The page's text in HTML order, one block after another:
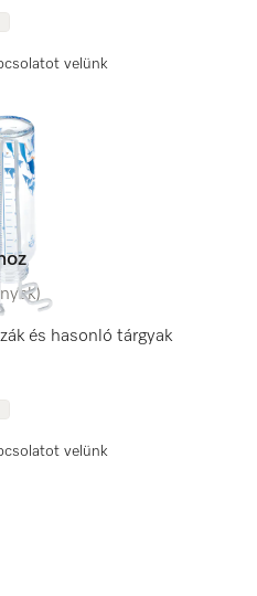
velünk
és hasonló tárgyak
velünk